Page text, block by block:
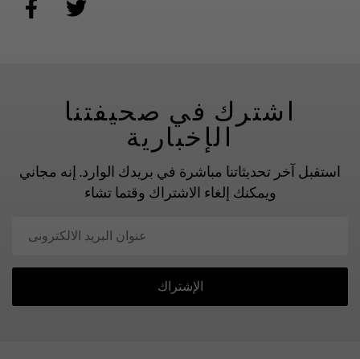
اشترك في صحيفتنا
الإخبارية
استقبل آخر تحديثاتنا مباشرة في بريدك الوارد.إنه مجاني
ويمكنك إلغاء الاشتراك وقتما تشاء
الإشتراك